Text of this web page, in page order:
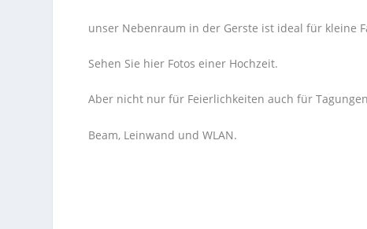
unser Nebenraum in der Gerste ist ideal für kleine
Sehen Sie hier Fotos einer Hochzeit.
Aber nicht nur für Feierlichkeiten auch für
Beam, Leinwand und WLAN.